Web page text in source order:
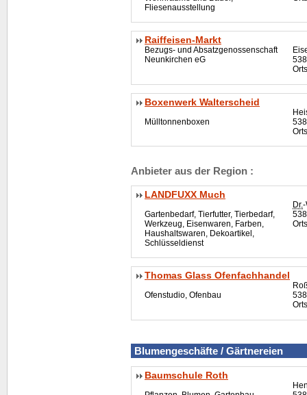
Fliesenausstellung
Raiffeisen-Markt
Bezugs- und Absatzgenossenschaft
Neunkirchen eG
Boxenwerk Walterscheid
Mülltonnenboxen
Anbieter aus der Region :
LANDFUXX Much
Gartenbedarf, Tierfutter, Tierbedarf,
Werkzeug, Eisenwaren, Farben,
Haushaltswaren, Dekoartikel,
Schlüsseldienst
Dr.-
Thomas Glass Ofenfachhandel
Ofenstudio, Ofenbau
Blumengeschäfte / Gärtnereien
Baumschule Roth